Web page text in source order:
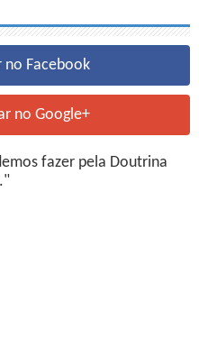
Facebook
no Google+
fazer pela Doutrina